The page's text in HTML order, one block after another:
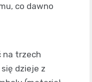
co dawno
na trzech
dzieje z